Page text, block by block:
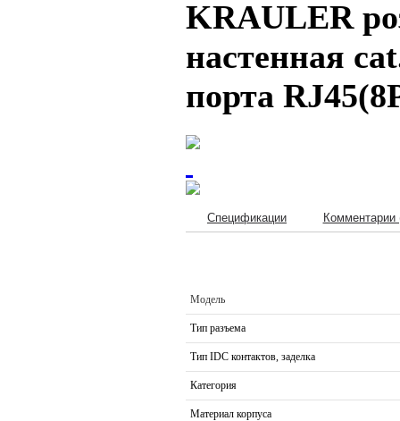
KRAULER
настенная
порта
Спецификации Комментарии
Модель
Тип разъема
Тип IDC контактов, заделка
Категория
Материал корпуса